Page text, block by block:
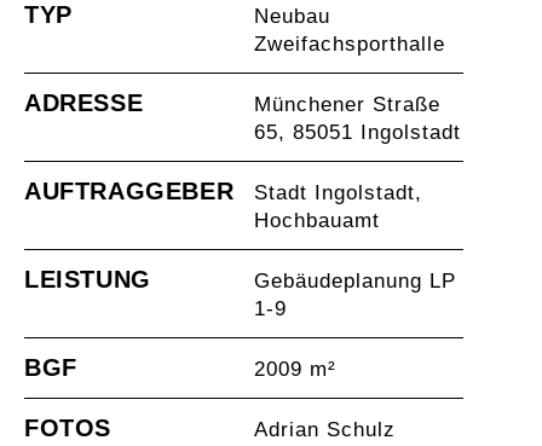
TYP
Neubau
Zweifachsporthalle
ADRESSE
Münchener Straße
65, 85051 Ingolstadt
AUFTRAGGEBER
Stadt Ingolstadt,
Hochbauamt
LEISTUNG
Gebäudeplanung LP
1-9
BGF 2009 m²
FOTOS Adrian Schulz